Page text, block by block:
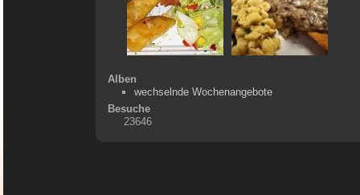
Alben
wechselnde Wochenangebote
Besuche
23646